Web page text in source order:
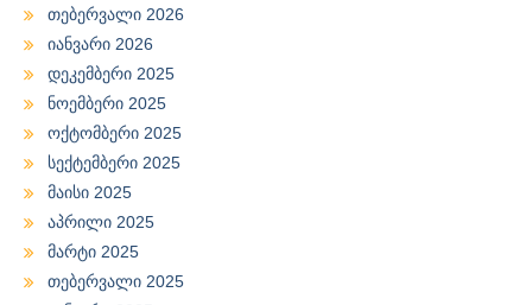
თებერვალი 2026
იანვარი 2026
დეკემბერი 2025
ნოემბერი 2025
ოქტომბერი 2025
სექტემბერი 2025
მაისი 2025
აპრილი 2025
მარტი 2025
თებერვალი 2025